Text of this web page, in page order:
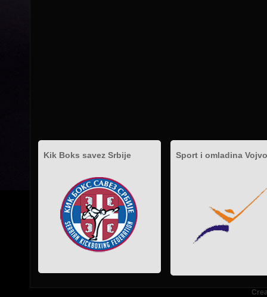
Kik Boks savez Srbije Sport i omladina